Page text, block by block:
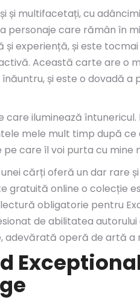
multifacetați, cu
care rămân în
experiență, și este
Această carte are o
și este o dovadă
iluminează
mele mult timp după
care îl voi purta cu mine
cărți oferă un dar rare
gratuită online o colecție
obligatorie pentru
de abilitatea
operă de artă a